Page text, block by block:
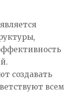
создавать
всем